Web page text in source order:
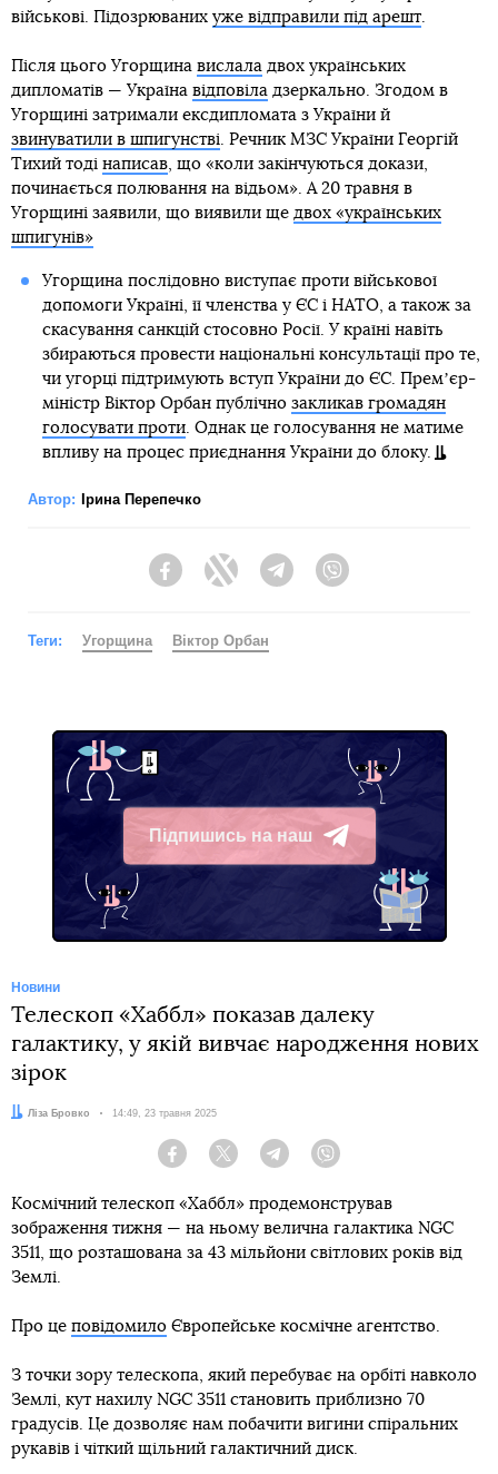
військові. Підозрюваних уже відправили під арешт.
Після цього Угорщина вислала двох українських
дипломатів — Україна відповіла дзеркально. Згодом в
Угорщині затримали ексдипломата з України й
звинуватили в шпигунстві. Речник МЗС України Георгій
Тихий тоді написав, що «коли закінчуються докази,
починається полювання на відьом». А 20 травня в
Угорщині заявили, що виявили ще двох «українських
шпигунів»
Угорщина послідовно виступає проти військової
допомоги Україні, її членства у ЄС і НАТО, а також за
скасування санкцій стосовно Росії. У країні навіть
збираються провести національні консультації про те,
чи угорці підтримують вступ України до ЄС. Премʼєр-
міністр Віктор Орбан публічно закликав громадян
голосувати проти. Однак це голосування не матиме
впливу на процес приєднання України до блоку.
Автор: Ірина Перепечко
FacebookTwitter Telegram
Теги: Угорщина Віктор Орбан
Підпишись на наш
Telegram
Новини
Телескоп «Хаббл» показав далеку
галактику, у якій вивчає народження нових
зірок
Автор:
Ліза Бровко Дата:
14:49, 23 травня 2025
Facebook Twitter Telegram
Космічний телескоп «Хаббл» продемонстрував
зображення тижня — на ньому велична галактика NGC
3511, що розташована за 43 мільйони світлових років від
Землі.
Про це повідомило Європейське космічне агентство.
З точки зору телескопа, який перебуває на орбіті навколо
Землі, кут нахилу NGC 3511 становить приблизно 70
градусів. Це дозволяє нам побачити вигини спіральних
рукавів і чіткий щільний галактичний диск.